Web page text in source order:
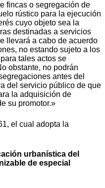
fincas o segregación de
rústico para la ejecución
cuyo objeto sea la
destinadas a servicios
llevará a cabo de acuerdo
no estando sujeto a los
tales actos se
obstante, no podrán
antes del
del servicio público de que
la adquisición de
su promotor.»
el cual adopta la
urbanística del
de especial